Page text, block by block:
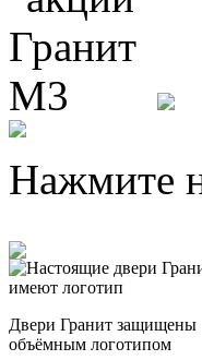
Нажмите
Двери Гранит защищены
объёмным логотипом